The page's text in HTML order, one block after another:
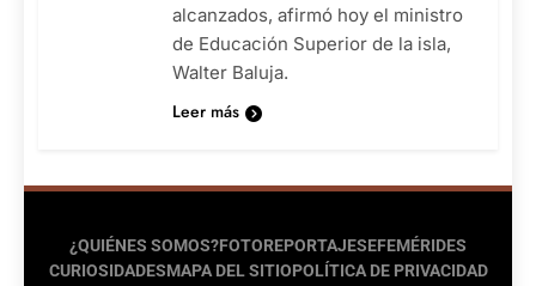
alcanzados, afirmó hoy el ministro
de Educación Superior de la isla,
Walter Baluja.
Leer más
¿QUIÉNES SOMOS?FOTOREPORTAJESEFEMÉRIDES
CURIOSIDADESMAPA DEL SITIOPOLÍTICA DE PRIVACIDAD